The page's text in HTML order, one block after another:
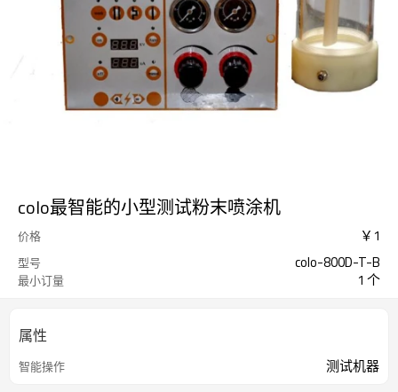
colo最智能的小型测试粉末喷涂机
价格 ￥ 1
型号 colo-800D-T-B
最小订量 1 个
属性
智能操作 测试机器